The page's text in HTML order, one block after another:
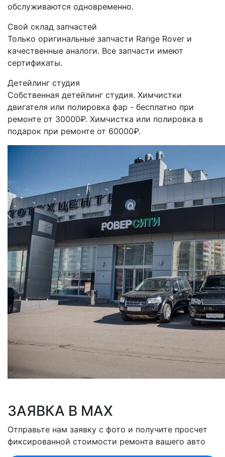
обслуживаются одновременно.
Свой склад запчастей
Только оригинальные запчасти Range Rover и
качественные аналоги. Все запчасти имеют
сертификаты.
Детейлинг студия
Собственная детейлинг студия. Химчистки
двигателя или полировка фар - бесплатно при
ремонте от 30000₽. Химчистка или полировка в
подарок при ремонте от 60000₽.
ЗАЯВКА В MAX
Отправьте нам заявку с фото и получите просчет
фиксированной стоимости ремонта вашего авто